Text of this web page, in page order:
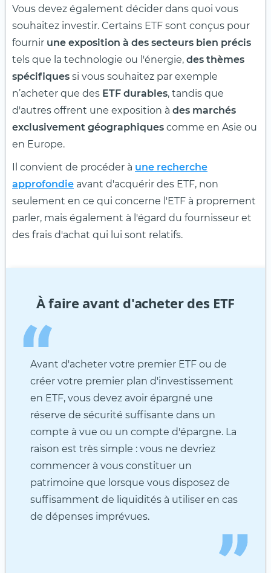
Vous devez également décider dans quoi vous
souhaitez investir. Certains ETF sont conçus pour
fournir une exposition à des secteurs bien précis
tels que la technologie ou l'énergie, des thèmes
spécifiques si vous souhaitez par exemple
n’acheter que des ETF durables, tandis que
d'autres offrent une exposition à des marchés
exclusivement géographiques comme en Asie ou
en Europe.
Il convient de procéder à une recherche
approfondie avant d'acquérir des ETF, non
seulement en ce qui concerne l'ETF à proprement
parler, mais également à l'égard du fournisseur et
des frais d'achat qui lui sont relatifs.
À faire avant d'acheter des ETF
Avant d'acheter votre premier ETF ou de
créer votre premier plan d'investissement
en ETF, vous devez avoir épargné une
réserve de sécurité suffisante dans un
compte à vue ou un compte d'épargne. La
raison est très simple : vous ne devriez
commencer à vous constituer un
patrimoine que lorsque vous disposez de
suffisamment de liquidités à utiliser en cas
de dépenses imprévues.